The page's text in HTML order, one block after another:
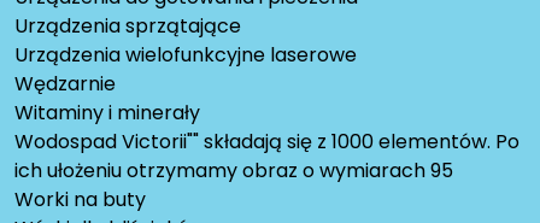
Urządzenia sprzątające
Urządzenia wielofunkcyjne laserowe
Wędzarnie
Witaminy i minerały
Wodospad Victorii"" składają się z 1000 elementów. Po
ich ułożeniu otrzymamy obraz o wymiarach 95
Worki na buty